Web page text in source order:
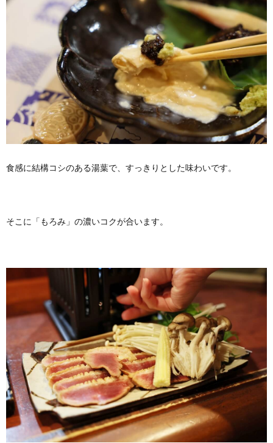
食感に結構コシのある湯葉で、すっきりとした味わいです。
そこに「もろみ」の濃いコクが合います。